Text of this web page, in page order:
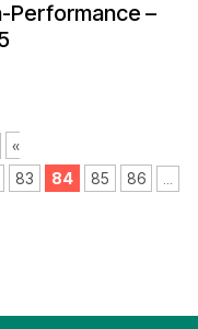
Performance –
«
83 84 85 86